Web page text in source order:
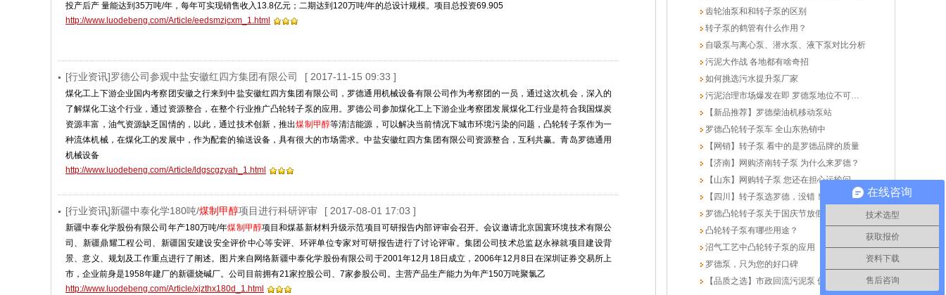
投产后产 量能达到35万吨/年，每年可实现销售收入13.8亿元；二期达到120万吨/年的总设计规模。项目总投资69.905
http://www.luodebeng.com/Article/eedsmzjcxm_1.html
[行业资讯]罗德公司参观中盐安徽红四方集团有限公司 [ 2017-11-15 09:33 ]
煤化工上下游企业国内考察团安徽之行来到中盐安徽红四方集团有限公司，罗德通用机械设备有限公司作为考察团的一员，通过这次机会，深入的
了解煤化工这个行业，通过资源整合，在整个行业推广凸轮转子泵的应用。罗德公司参加煤化工上下游企业考察团发展煤化工行业是符合我国煤炭
资源丰富，油气资源缺乏国情的，以此，通过技术创新，推出煤制甲醇等清洁能源，可以解决当前情况下城市环境污染的问题，凸轮转子泵作为一
种流体机械，在煤化工的发展中，作为配套的输送设备，具有很大的市场需求。中盐安徽红四方集团有限公司资源整合，互利共赢。青岛罗德通用
机械设备
http://www.luodebeng.com/Article/ldgscgzyah_1.html
[行业资讯]新疆中泰化学180吨/煤制甲醇项目进行科研评审 [ 2017-08-01 17:03 ]
新疆中泰化学股份有限公司年产180万吨/年煤制甲醇项目和煤基新材料升级示范项目可研报告内部评审会召开。会议邀请北京国寰环境技术有限公
司、新疆鼎耀工程公司、新疆国安建设安全评价中心等安评、环评单位专家对可研报告进行了讨论评审。集团公司技术总监赵永禄就项目建设背
景、意义、规划及工作重点进行了阐述。图片来自网络新疆中泰化学股份有限公司于2001年12月18日成立，2006年12月8日在深圳证券交易所上
市，企业前身是1958年建厂的新疆烧碱厂。公司目前拥有21家控股公司、7家参股公司。主营产品生产能力为年产150万吨聚氯乙
http://www.luodebeng.com/Article/xjzthx180d_1.html
齿轮油泵和和转子泵的区别
转子泵的鹤管有什么作用？
自吸泵与离心泵、潜水泵、液下泵对比分析
污泥大作战 各地都有啥奇招
如何挑选污水提升泵厂家
污泥治理市场爆发在即 罗德泵地位不可忽视
【新品推荐】罗德柴油机移动泵站
罗德凸轮转子泵车 全山东热销中
【网销】转子泵 看中的是罗德品牌的质量
【济南】网购济南转子泵 为什么来罗德？
【山东】网购转子泵 您还在担心运输问题吗？
【四川】转子泵选罗德，没错！
罗德凸轮转子泵关于国庆节放假的通知
凸轮转子泵有哪些用途？
沼气工艺中凸轮转子泵的应用
罗德泵，只为您的好口碑
【品质之选】市政回流污泥泵 偏爱罗德凸轮转子泵
在线咨询
技术选型
获取报价
资料下载
售后咨询